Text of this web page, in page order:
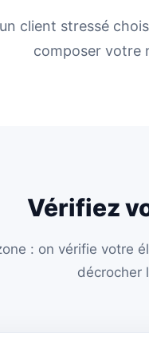
client stressé
composer votre
Vérifiez
: on vérifie votre
décrocher